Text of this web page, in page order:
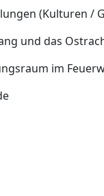
(Kulturen /
und das
im